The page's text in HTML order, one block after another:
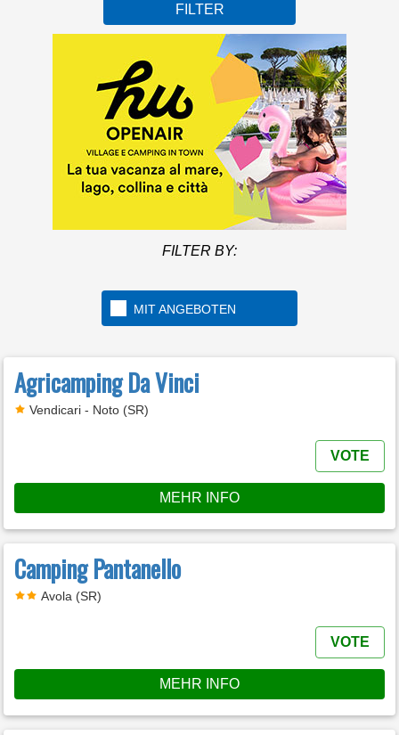
FILTER
FILTER BY:
MIT ANGEBOTEN
Agricamping Da Vinci
Vendicari - Noto (SR)
VOTE
MEHR INFO
Camping Pantanello
Avola (SR)
VOTE
MEHR INFO